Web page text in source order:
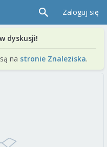
Zaloguj się
dyskusji!
na stronie Znaleziska.